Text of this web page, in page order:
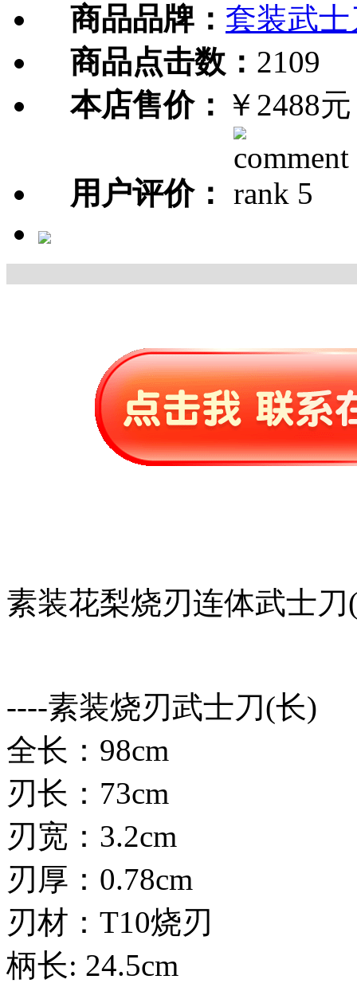
商品品牌： 套装武士
商品点击数： 2109
本店售价： ￥2488元
用户评价：
素装花梨烧刃连体武士刀
----素装烧刃武士刀(长)
全长：98cm
刃长：73cm
刃宽：3.2cm
刃厚：0.78cm
刃材：T10烧刃
柄长: 24.5cm